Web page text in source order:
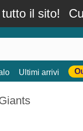
il sito!
Ultimi arrivi